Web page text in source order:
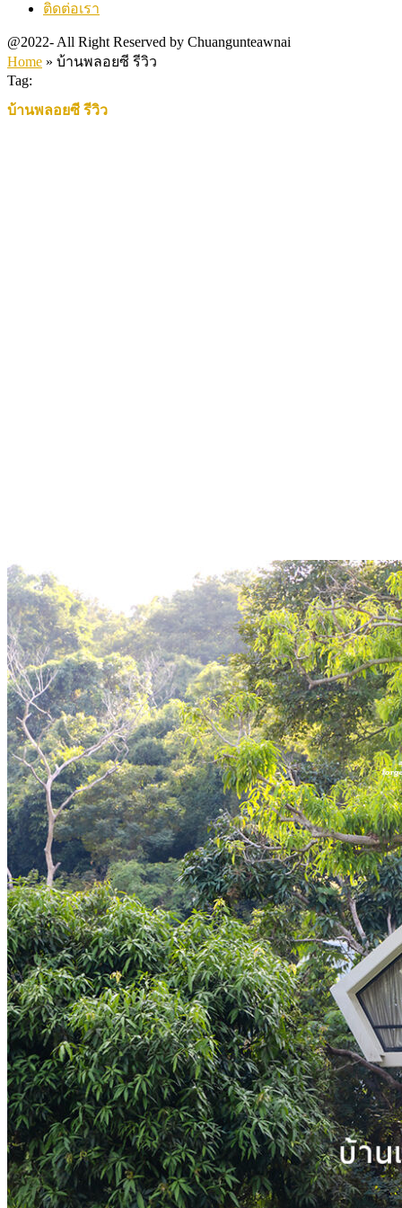
ติดต่อเรา
@2022- All Right Reserved by Chuangunteawnai
Home » บ้านพลอยซี รีวิว
Tag:
บ้านพลอยซี รีวิว